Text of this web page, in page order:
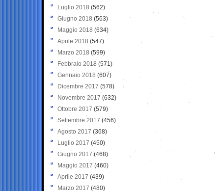
Luglio 2018 (562)
Giugno 2018 (563)
Maggio 2018 (634)
Aprile 2018 (547)
Marzo 2018 (599)
Febbraio 2018 (571)
Gennaio 2018 (607)
Dicembre 2017 (578)
Novembre 2017 (632)
Ottobre 2017 (579)
Settembre 2017 (456)
Agosto 2017 (368)
Luglio 2017 (450)
Giugno 2017 (468)
Maggio 2017 (460)
Aprile 2017 (439)
Marzo 2017 (480)